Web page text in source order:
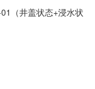
（井盖状态+浸水状